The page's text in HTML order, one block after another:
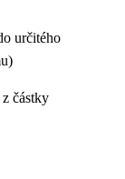
určitého
částky